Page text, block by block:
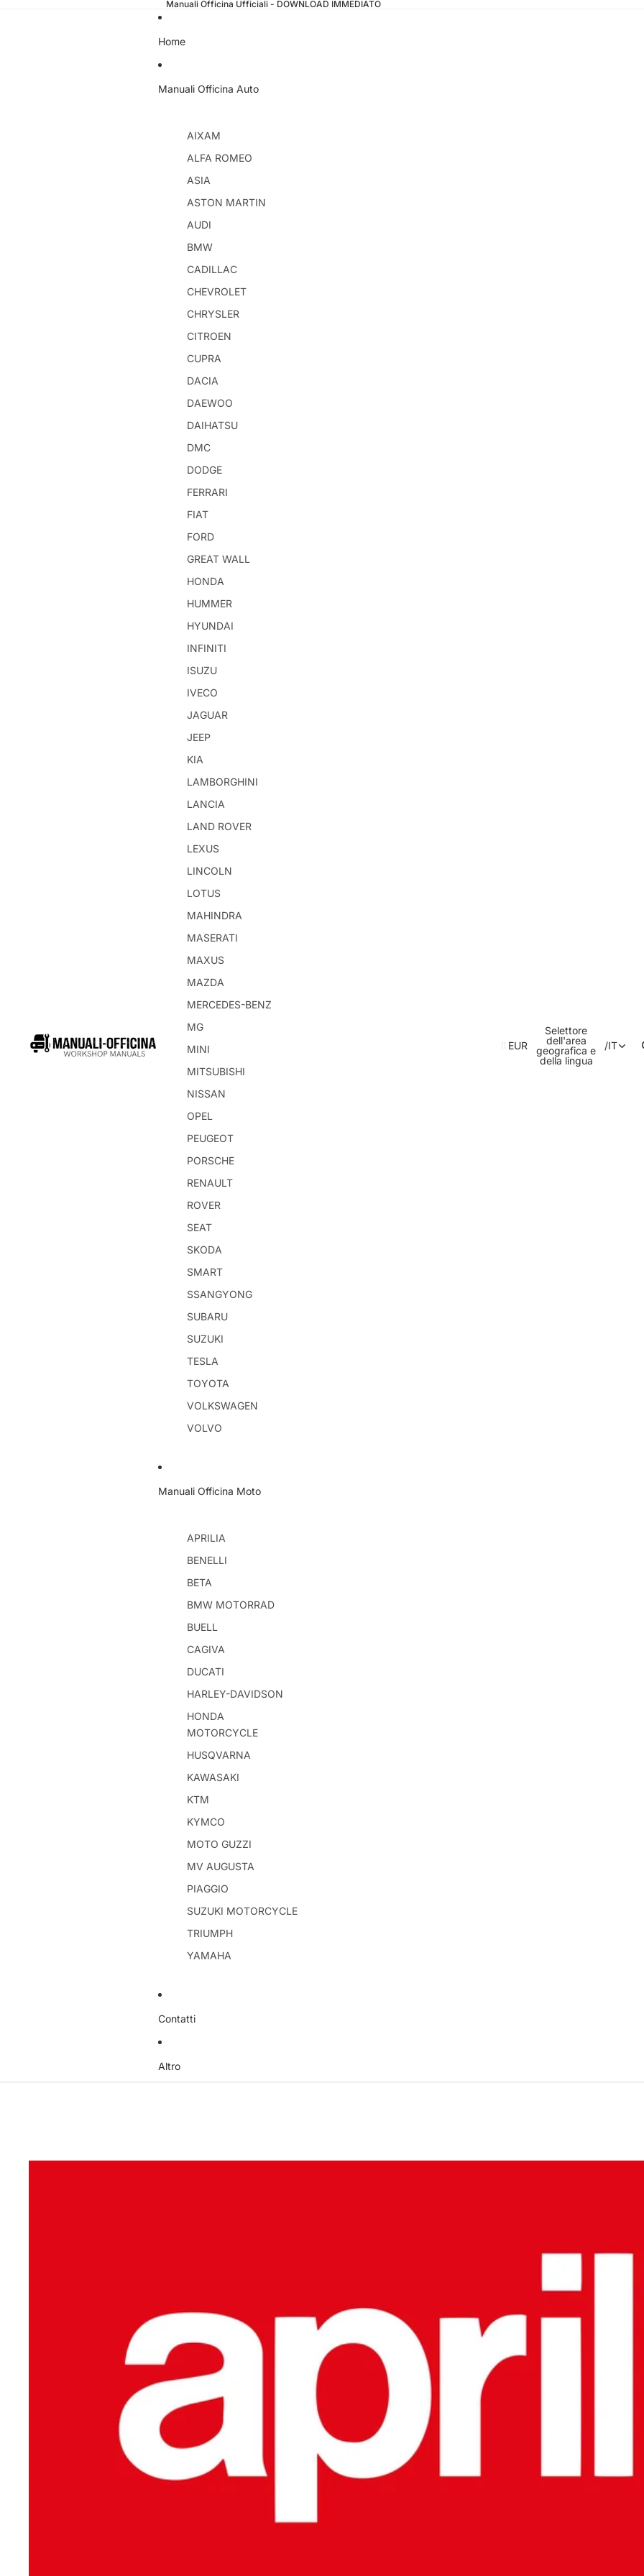
Manuali Officina Ufficiali - DOWNLOAD IMMEDIATO
Home
Manuali Officina Auto
AIXAM
ALFA ROMEO
ASIA
ASTON MARTIN
AUDI
BMW
CADILLAC
CHEVROLET
CHRYSLER
CITROEN
CUPRA
DACIA
DAEWOO
DAIHATSU
DMC
DODGE
FERRARI
FIAT
FORD
GREAT WALL
HONDA
HUMMER
HYUNDAI
INFINITI
ISUZU
IVECO
JAGUAR
JEEP
KIA
LAMBORGHINI
LANCIA
LAND ROVER
LEXUS
LINCOLN
LOTUS
MAHINDRA
MASERATI
MAXUS
MAZDA
MERCEDES-BENZ
MG
MINI
MITSUBISHI
NISSAN
OPEL
PEUGEOT
PORSCHE
RENAULT
ROVER
SEAT
SKODA
SMART
SSANGYONG
SUBARU
SUZUKI
TESLA
TOYOTA
VOLKSWAGEN
VOLVO
Manuali Officina Moto
APRILIA
BENELLI
BETA
BMW MOTORRAD
BUELL
CAGIVA
DUCATI
HARLEY-DAVIDSON
HONDA
MOTORCYCLE
HUSQVARNA
KAWASAKI
KTM
KYMCO
MOTO GUZZI
MV AUGUSTA
PIAGGIO
SUZUKI MOTORCYCLE
TRIUMPH
YAMAHA
Contatti
Altro
EUR
Selettore
dell'area
geografica e
della lingua
/IT